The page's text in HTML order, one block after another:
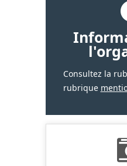
Consultez la
rubrique